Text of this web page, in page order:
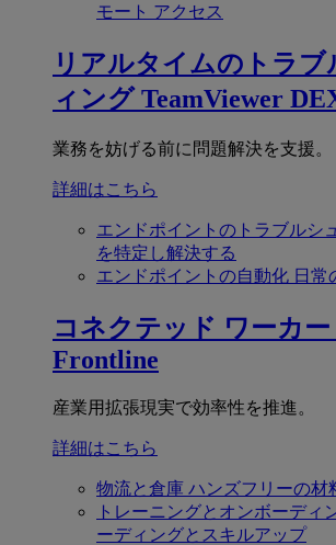
モート アクセス
リアルタイムのトラブ
ィング TeamViewer
業務を妨げる前に問題解決を支援。
詳細はこちら
エンドポイントのトラブルシ
を特定し解決する
エンドポイントの自動化 日常
コネクテッド ワーカー
Frontline
産業用拡張現実で効率性を推進。
詳細はこちら
物流と倉庫 ハンズフリーの材
トレーニングとオンボーディ
ーディングとスキルアップ